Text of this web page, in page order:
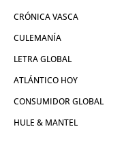
CRÓNICA VASCA
CULEMANÍA
LETRA GLOBAL
ATLÁNTICO HOY
CONSUMIDOR GLOBAL
HULE & MANTEL